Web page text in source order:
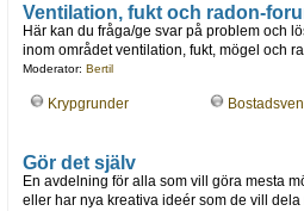
Ventilation, fukt och radon-
Här kan du fråga/ge svar på problem och
inom området ventilation, fukt, mögel och
Moderator: Bertil
Krypgrunder
Gör det själv
En avdelning för alla som vill göra mesta
eller har nya kreativa ideér som de vill dela